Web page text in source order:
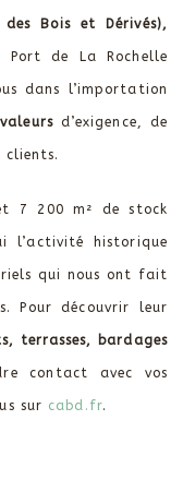
Bois et Dérivés),
de La Rochelle
dans l’importation
d’exigence, de
7 200 m² de stock
l’activité historique
qui nous ont fait
Pour découvrir leur
terrasses, bardages
contact avec vos
sur cabd.fr.